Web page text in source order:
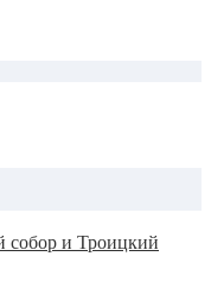
собор и Троицкий